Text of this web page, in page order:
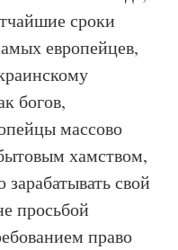
сроки
европейцев,
богов,
массово
хамством,
свой
просьбой
право